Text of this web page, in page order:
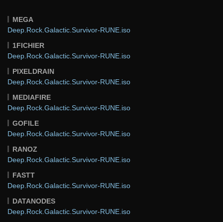
MEGA
Deep.Rock.Galactic.Survivor-RUNE.iso
1FICHIER
Deep.Rock.Galactic.Survivor-RUNE.iso
PIXELDRAIN
Deep.Rock.Galactic.Survivor-RUNE.iso
MEDIAFIRE
Deep.Rock.Galactic.Survivor-RUNE.iso
GOFILE
Deep.Rock.Galactic.Survivor-RUNE.iso
RANOZ
Deep.Rock.Galactic.Survivor-RUNE.iso
FASTT
Deep.Rock.Galactic.Survivor-RUNE.iso
DATANODES
Deep.Rock.Galactic.Survivor-RUNE.iso